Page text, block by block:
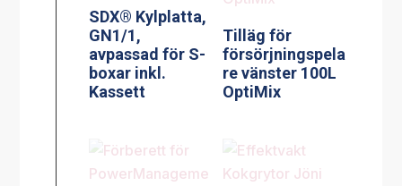
SDX® Kylplatta,
GN1/1,
avpassad för S-
boxar inkl.
Kassett
Tilläg för
försörjningspela
re vänster 100L
OptiMix